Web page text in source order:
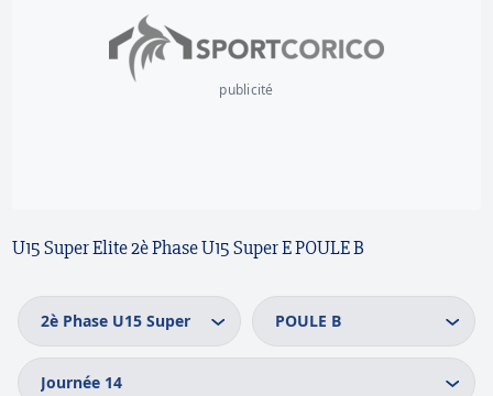
publicité
U15 Super Elite 2è Phase U15 Super E POULE B